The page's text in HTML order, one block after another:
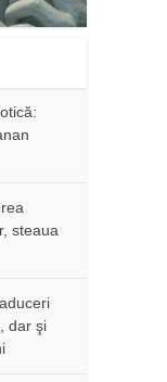
steaua
dar şi